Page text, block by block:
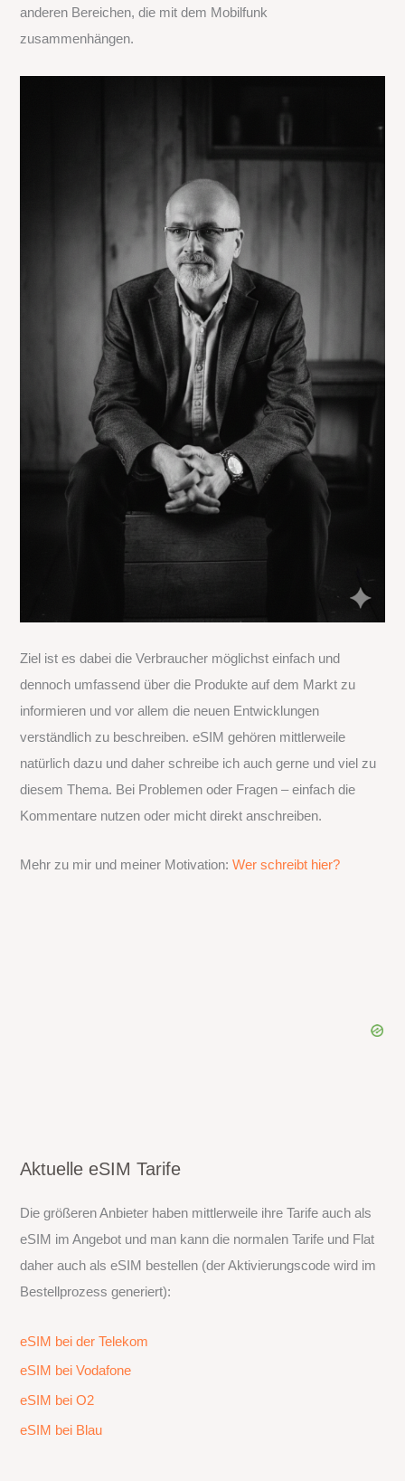
h
:
anderen Bereichen, die mit dem Mobilfunk
zusammenhängen.
Ziel ist es dabei die Verbraucher möglichst einfach und
dennoch umfassend über die Produkte auf dem Markt zu
informieren und vor allem die neuen Entwicklungen
verständlich zu beschreiben. eSIM gehören mittlerweile
natürlich dazu und daher schreibe ich auch gerne und viel zu
diesem Thema. Bei Problemen oder Fragen – einfach die
Kommentare nutzen oder micht direkt anschreiben.
Mehr zu mir und meiner Motivation:Wer schreibt hier?
Aktuelle eSIM Tarife
Die größeren Anbieter haben mittlerweile ihre Tarife auch als
eSIM im Angebot und man kann die normalen Tarife und Flat
daher auch als eSIM bestellen (der Aktivierungscode wird im
Bestellprozess generiert):
eSIM bei der Telekom
eSIM bei Vodafone
eSIM bei O2
eSIM bei Blau